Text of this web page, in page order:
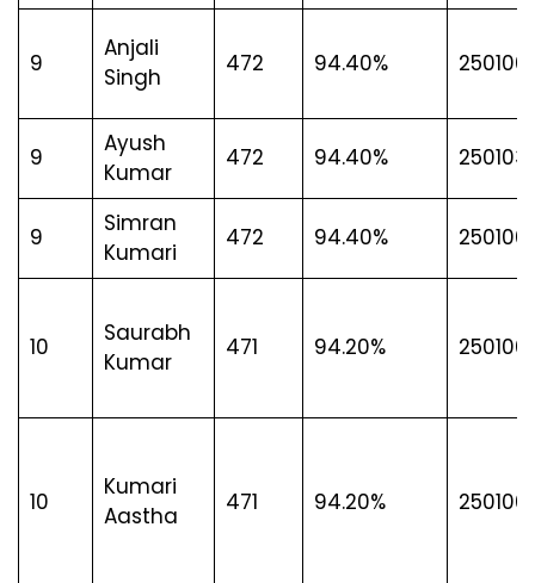
9
Anjali
Singh
472 94.40%
9
Ayush
Kumar
472 94.40%
9
Simran
Kumari
472 94.40%
10
Saurabh
Kumar
471 94.20%
10
Kumari
Aastha
471 94.20%